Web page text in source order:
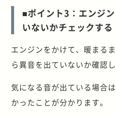
■ポイント3：エンジ
いないかチェックする
エンジンをかけて、暖まる
ら異音を出ていないか確認し
気になる音が出ている場合
かったことが分かります。